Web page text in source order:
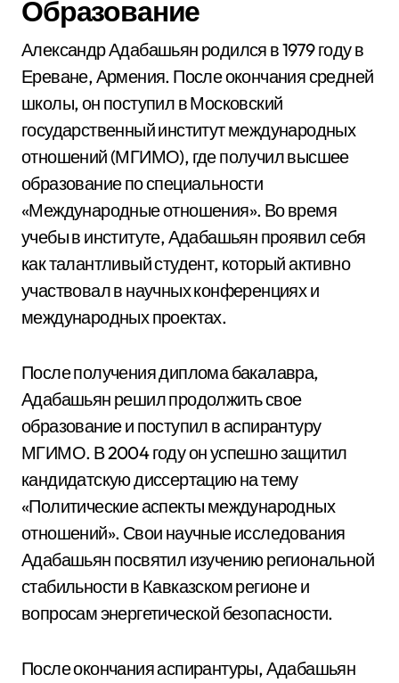
Образование
Александр Адабашьян родился в 1979 году в
Ереване, Армения. После окончания средней
школы, он поступил в Московский
государственный институт международных
отношений (МГИМО), где получил высшее
образование по специальности
«Международные отношения». Во время
учебы в институте, Адабашьян проявил себя
как талантливый студент, который активно
участвовал в научных конференциях и
международных проектах.
После получения диплома бакалавра,
Адабашьян решил продолжить свое
образование и поступил в аспирантуру
МГИМО. В 2004 году он успешно защитил
кандидатскую диссертацию на тему
«Политические аспекты международных
отношений». Свои научные исследования
Адабашьян посвятил изучению региональной
стабильности в Кавказском регионе и
вопросам энергетической безопасности.
После окончания аспирантуры, Адабашьян